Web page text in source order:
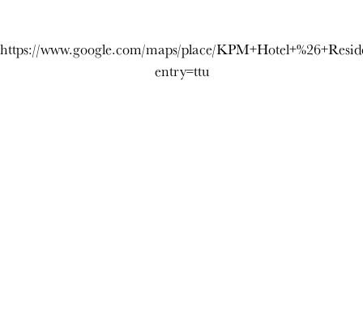
https://www.google.com/maps/place/
entry=ttu